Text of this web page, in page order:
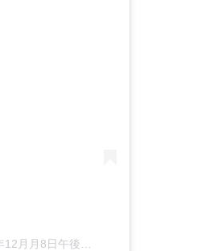
月8日午後7時30分PST